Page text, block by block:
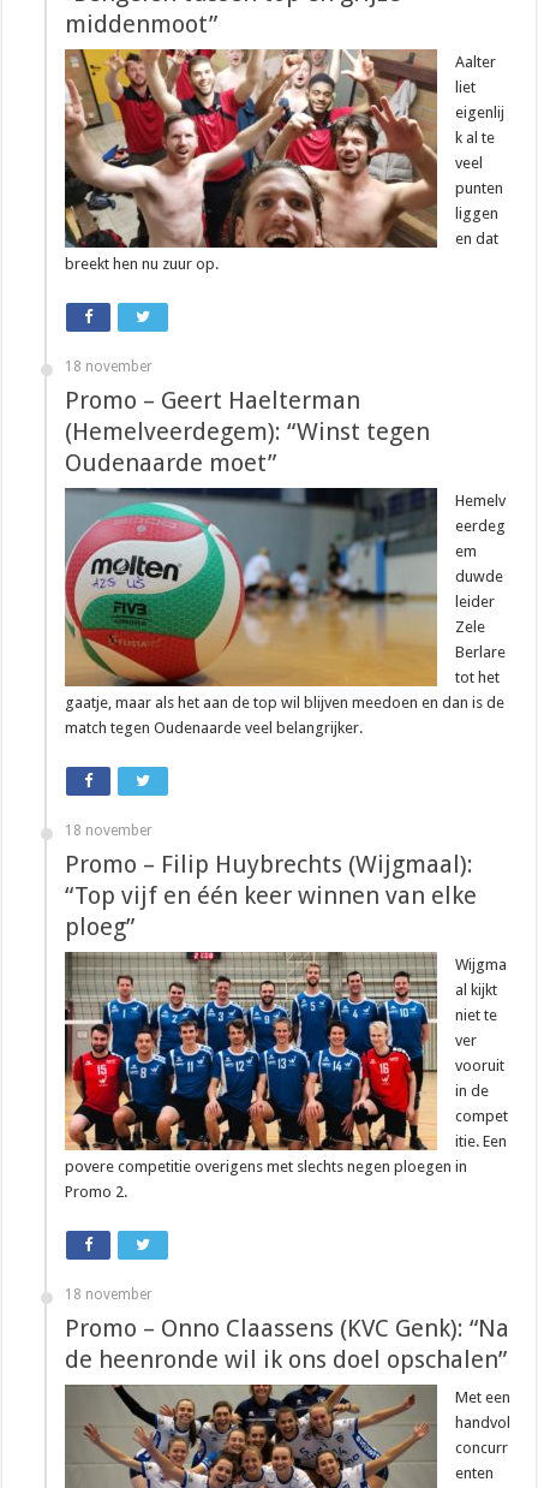
middenmoot”
Aalter
liet
eigenlij
k al te
veel
punten
liggen
en dat
breekt hen nu zuur op.
18 november
Promo – Geert Haelterman
(Hemelveerdegem): “Winst tegen
Oudenaarde moet”
Hemelv
eerdeg
em
duwde
leider
Zele
Berlare
tot het
gaatje, maar als het aan de top wil blijven meedoen en dan is de
match tegen Oudenaarde veel belangrijker.
18 november
Promo – Filip Huybrechts (Wijgmaal):
“Top vijf en één keer winnen van elke
ploeg”
Wijgma
al kijkt
niet te
ver
vooruit
in de
compet
itie. Een
povere competitie overigens met slechts negen ploegen in
Promo 2.
18 november
Promo – Onno Claassens (KVC Genk): “Na
de heenronde wil ik ons doel opschalen”
Met een
handvol
concurr
enten